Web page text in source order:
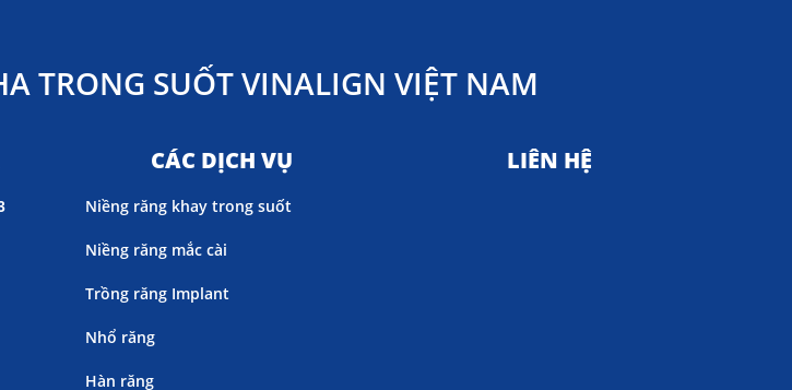
TRONG SUỐT VINALIGN VIỆT NAM
CÁC DỊCH VỤ
Niềng răng khay trong suốt
Niềng răng mắc cài
Trồng răng Implant
Nhổ răng
Hàn răng
LIÊN HỆ